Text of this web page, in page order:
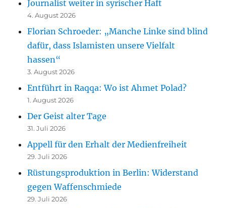
Journalist weiter in syrischer Haft
4. August 2026
Florian Schroeder: „Manche Linke sind blind
dafür, dass Islamisten unsere Vielfalt
hassen“
3. August 2026
Entführt in Raqqa: Wo ist Ahmet Polad?
1. August 2026
Der Geist alter Tage
31. Juli 2026
Appell für den Erhalt der Medienfreiheit
29. Juli 2026
Rüstungsproduktion in Berlin: Widerstand
gegen Waffenschmiede
29. Juli 2026